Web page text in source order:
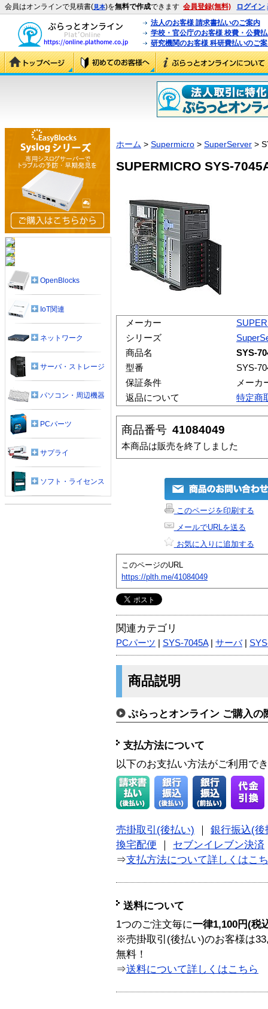
会員はオンラインで見積書(見本)を無料で作成できます 会員登録(無料) ログイン
法人のお客様 請求書払いのご案内
学校・官公庁のお客様 校費・公費
研究機関のお客様 科研費払いのご
ホーム > Supermicro > SuperServer >
SUPERMICRO SYS-
メーカー
シリーズ
商品名
SYS-
型番
SYS-
保証条件
メーカ
返品について
特定商
商品番号 41084049
本商品は販売を終了しました
このページを印刷する
メールでURLを送る
お気に入りに追加する
このページのURL
https://plth.me/41084049
関連カテゴリ
PCパーツ SYS-7045A| サーバ|
商品説明
ぷらっとオンライン ご購入の
支払方法について
以下のお支払い方法がご利用で
売掛取引(後払い)
銀行振込(後
換宅配便
セブンイレブン決済
⇒支払方法について詳しくはこ
送料について
1つのご注文毎に一律1,100円(税
※売掛取引(後払い)のお客様は
無料！
⇒送料について詳しくはこちら
OpenBlocks
IoT関連
ネットワーク
サーバ・ストレージ
パソコン・周辺機器
PCパーツ
サプライ
ソフト・ライセンス